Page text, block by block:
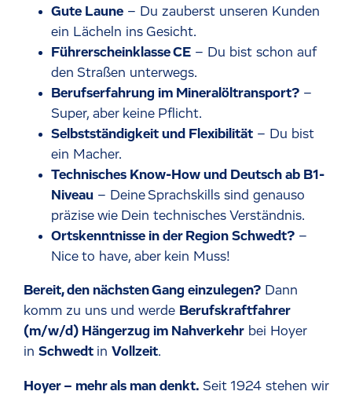
Gute Laune – Du zauberst unseren Kunden
ein Lächeln ins Gesicht.
Führerscheinklasse CE – Du bist schon auf
den Straßen unterwegs.
Berufserfahrung im Mineralöltransport? –
Super, aber keine Pflicht.
Selbstständigkeit und Flexibilität – Du bist
ein Macher.
Technisches Know-How und Deutsch ab B1-
Niveau – Deine Sprachskills sind genauso
präzise wie Dein technisches Verständnis.
Ortskenntnisse in der Region Schwedt? –
Nice to have, aber kein Muss!
Bereit, den nächsten Gang einzulegen? Dann
komm zu uns und werde Berufskraftfahrer
(m/w/d) Hängerzug im Nahverkehr bei Hoyer
in Schwedt in Vollzeit.
Hoyer – mehr als man denkt. Seit 1924 stehen wir